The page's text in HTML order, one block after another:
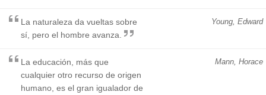
Young, Edward
La naturaleza da vueltas sobre
sí, pero el hombre avanza.
Mann, Horace
La educación, más que
cualquier otro recurso de origen
humano, es el gran igualador de